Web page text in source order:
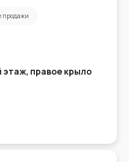
продажи
этаж, правое крыло